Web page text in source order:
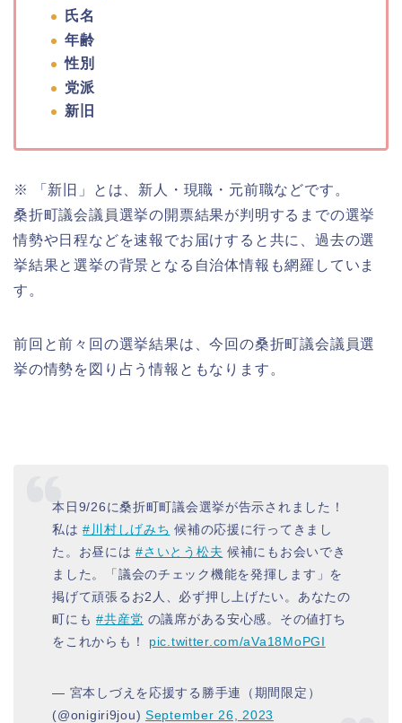
氏名
年齢
性別
党派
新旧
※ 「新旧」とは、新人・現職・元前職などです。
桑折町議会議員選挙の開票結果が判明するまでの選挙
情勢や日程などを速報でお届けすると共に、過去の選
挙結果と選挙の背景となる自治体情報も網羅していま
す。
前回と前々回の選挙結果は、今回の桑折町議会議員選
挙の情勢を図り占う情報ともなります。
本日9/26に桑折町町議会選挙が告示されました！
私は#川村しげみち 候補の応援に行ってきまし
た。お昼には#さいとう松夫 候補にもお会いでき
ました。「議会のチェック機能を発揮します」を
掲げて頑張るお2人、必ず押し上げたい。あなたの
町にも#共産党 の議席がある安心感。その値打ち
をこれからも！ pic.twitter.com/aVa18MoPGI
— 宮本しづえを応援する勝手連（期間限定）
(@onigiri9jou) September 26, 2023